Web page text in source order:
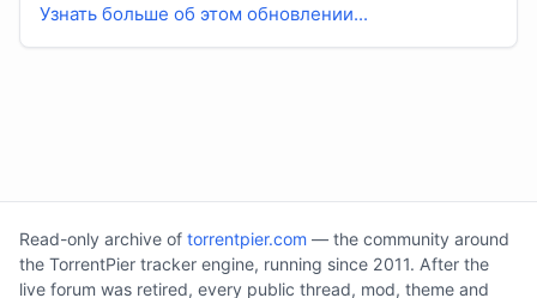
Узнать больше об этом обновлении...
Read-only archive of torrentpier.com — the community around
the TorrentPier tracker engine, running since 2011. After the
live forum was retired, every public thread, mod, theme and